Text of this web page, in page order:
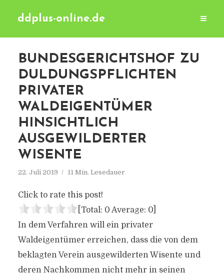
ddplus-online.de
BUNDESGERICHTSHOF ZU
DULDUNGSPFLICHTEN
PRIVATER
WALDEIGENTÜMER
HINSICHTLICH
AUSGEWILDERTER
WISENTE
22. Juli 2019 11 Min. Lesedauer
Click to rate this post!
[Total: 0 Average: 0]
In dem Verfahren will ein privater
Waldeigentümer erreichen, dass die von dem
beklagten Verein ausgewilderten Wisente und
deren Nachkommen nicht mehr in seinen